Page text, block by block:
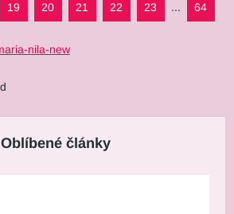
19 20 21 22 23 ... 64
Oblíbené články